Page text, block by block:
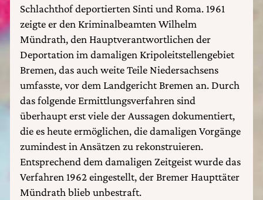
Schlachthof deportierten Sinti und Roma. 1961
zeigte er den Kriminalbeamten Wilhelm
Mündrath, den Hauptverantwortlichen der
Deportation im damaligen Kripoleitstellengebiet
Bremen, das auch weite Teile Niedersachsens
umfasste, vor dem Landgericht Bremen an. Durch
das folgende Ermittlungsverfahren sind
überhaupt erst viele der Aussagen dokumentiert,
die es heute ermöglichen, die damaligen Vorgänge
zumindest in Ansätzen zu rekonstruieren.
Entsprechend dem damaligen Zeitgeist wurde das
Verfahren 1962 eingestellt, der Bremer Haupttäter
Mündrath blieb unbestraft.